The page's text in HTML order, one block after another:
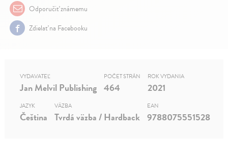
Odporučiť známemu
Zdielať na Facebooku
VYDAVATEĽ
Jan Melvil Publishing
POČET STRÁN
464
ROK VYDANIA
2021
JAZYK
Čeština
VÄZBA
Tvrdá väzba / Hardback
EAN
9788075551528